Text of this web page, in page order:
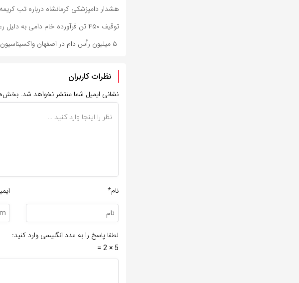
هشدار دامپزشکی کرمانشاه درباره تب
توقیف ۴۵۰ تن فرآورده خام دامی به دلیل رعایت نکردن ضوابط بهداشتی
نظرات کاربران
نشانی ایمیل شما منتشر نخواهد شد.
نام*
لطفا پاسخ را به عدد انگلیسی وارد کنید:
5 × 2 =